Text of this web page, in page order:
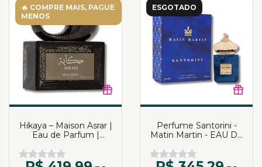
🔥 COMPRE MAIS, PAGUE
MENOS
Hikaya – Maison Asrar |
Eau de Parfum |
ESGOTADO
Perfume Santorini -
Matin Martin - EAU De
Almeida